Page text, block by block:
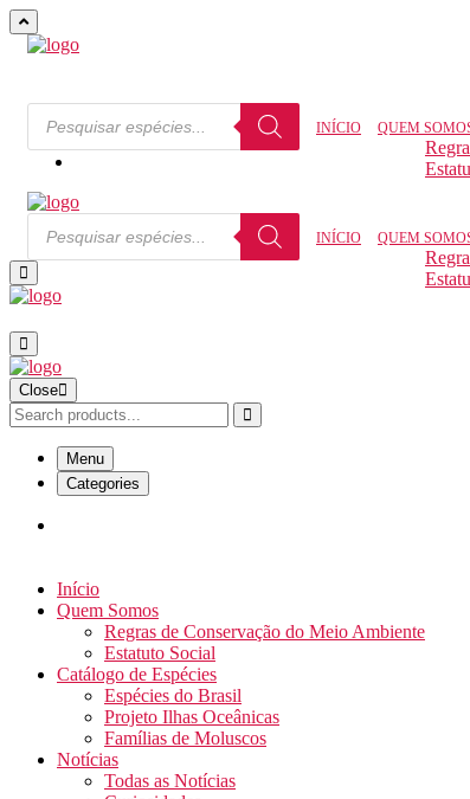
INÍCIO QUEM
INÍCIO QUEM
Close
Menu
Categories
Início
Quem Somos
Regras de Conservação do Meio Ambiente
Estatuto Social
Catálogo de Espécies
Espécies do Brasil
Projeto Ilhas Oceânicas
Famílias de Moluscos
Notícias
Todas as Notícias